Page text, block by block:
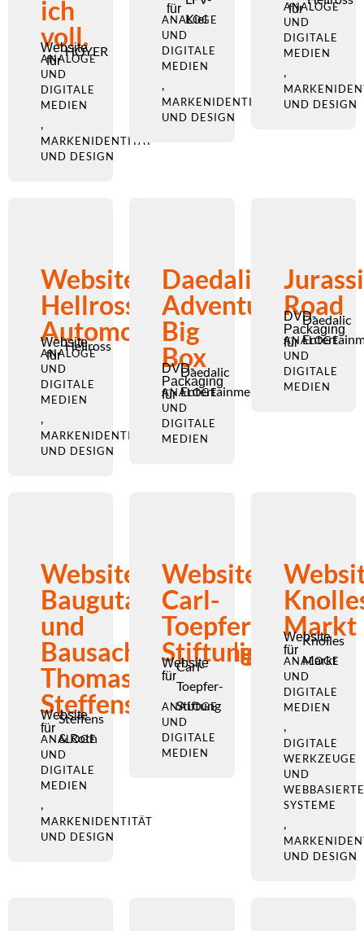
ich
voll.
Website
für
HOYER
ANALOGE
UND
DIGITALE
MEDIEN
,
MARKENIDENTITÄT
UND DESIGN
für
Kiel
ANALOGE
UND
DIGITALE
MEDIEN
,
MARKENIDENTITÄT
UND DESIGN
für
ANALOGE
UND
DIGITALE
MEDIEN
,
UND DESIGN
Website
Hellross
Automobile
Website
für
Hellross
ANALOGE
UND
DIGITALE
MEDIEN
,
MARKENIDENTITÄT
UND DESIGN
Daedalic
Adventure
Big
Box
DVD-
Packaging
für
Daedalic
Entertainment
ANALOGE
UND
DIGITALE
MEDIEN
Road
DVD-
Packaging
für
Daedalic
ANALOGE
UND
DIGITALE
MEDIEN
Website
Baugutachter
und
Bausachverständiger
Thomas
Steffens
Website
für
Steffens
& Roth
ANALOGE
UND
DIGITALE
MEDIEN
,
MARKENIDENTITÄT
UND DESIGN
Website
Carl-
Toepfer-
Stiftung
Website
für
Carl-
Toepfer-
Stiftung
ANALOGE
UND
DIGITALE
MEDIEN
Markt
Website
für
Knolles
Markt
ANALOGE
UND
DIGITALE
MEDIEN
,
DIGITALE
WERKZEUGE
UND
WEBBASIERTE
SYSTEME
,
UND DESIGN